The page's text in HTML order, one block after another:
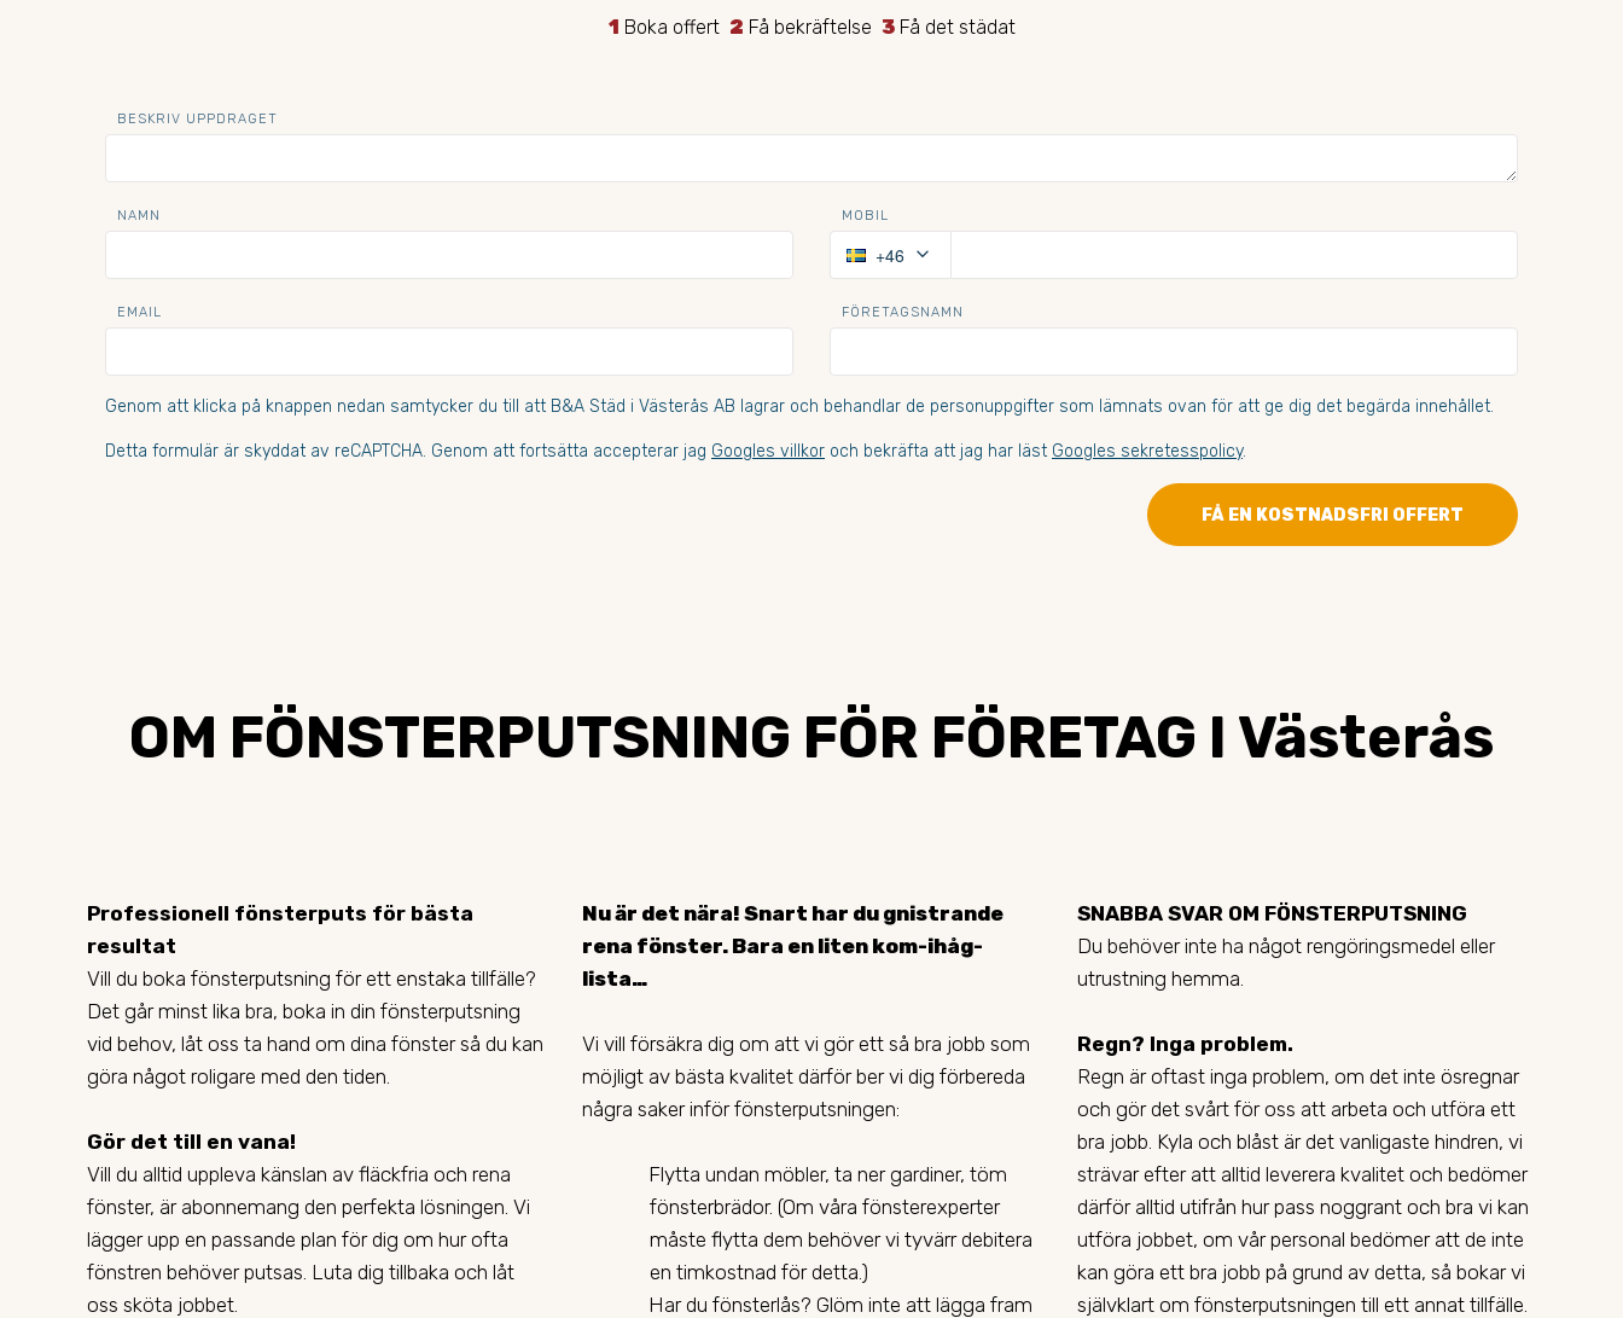
1 Boka offert 2 Få bekräftelse 3Få det städat
BESKRIV UPPDRAGET
NAMN MOBIL
+46 keyboard_arrow_down
EMAIL FÖRETAGSNAMN
Genom att klicka på knappen nedan samtycker du till att B&A Städ i Västerås AB lagrar och behandlar de personuppgifter som lämnats ovan för att ge dig det begärda innehållet.
Detta formulär är skyddat av reCAPTCHA. Genom att fortsätta accepterar jag Googles villkor och bekräfta att jag har läst Googles sekretesspolicy.
FÅ EN KOSTNADSFRI OFFERT
OM FÖNSTERPUTSNING FÖR FÖRETAG I Västerås
Professionell fönsterputs för bästa
resultat
Vill du boka fönsterputsning för ett enstaka tillfälle?
Det går minst lika bra, boka in din fönsterputsning
vid behov, låt oss ta hand om dina fönster så du kan
göra något roligare med den tiden.
Gör det till en vana!
Vill du alltid uppleva känslan av fläckfria och rena
fönster, är abonnemang den perfekta lösningen. Vi
lägger upp en passande plan för dig om hur ofta
fönstren behöver putsas. Luta dig tillbaka och låt
oss sköta jobbet.
Nu är det nära! Snart har du gnistrande
rena fönster. Bara en liten kom-ihåg-
lista…
Vi vill försäkra dig om att vi gör ett så bra jobb som
möjligt av bästa kvalitet därför ber vi dig förbereda
några saker inför fönsterputsningen:
Flytta undan möbler, ta ner gardiner, töm
fönsterbrädor. (Om våra fönsterexperter
måste flytta dem behöver vi tyvärr debitera
en timkostnad för detta.)
Har du fönsterlås? Glöm inte att lägga fram
SNABBA SVAR OM FÖNSTERPUTSNING
Du behöver inte ha något rengöringsmedel eller
utrustning hemma.
Regn? Inga problem.
Regn är oftast inga problem, om det inte ösregnar
och gör det svårt för oss att arbeta och utföra ett
bra jobb. Kyla och blåst är det vanligaste hindren, vi
strävar efter att alltid leverera kvalitet och bedömer
därför alltid utifrån hur pass noggrant och bra vi kan
utföra jobbet, om vår personal bedömer att de inte
kan göra ett bra jobb på grund av detta, så bokar vi
självklart om fönsterputsningen till ett annat tillfälle.